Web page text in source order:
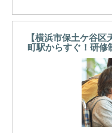
【横浜市保土ケ谷
町駅からすぐ！研